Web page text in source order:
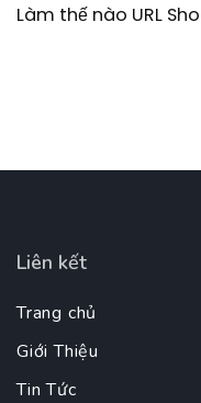
Làm thế nào URL
Liên kết
Trang chủ
Giới Thiệu
Tin Tức